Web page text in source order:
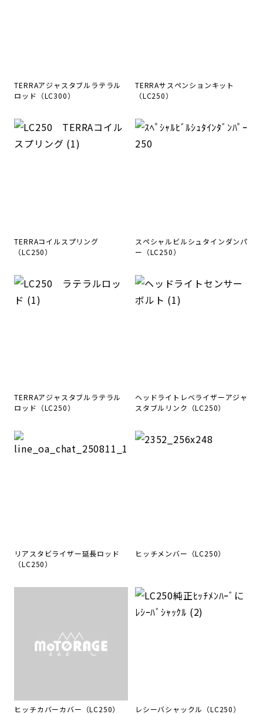
TERRAアジャスタブルラテラル
ロッド（LC300）
TERRAサスペンションキット
（LC250）
TERRAコイルスプリング
（LC250）
スペシャルビルシュタインダンパ
ー（LC250）
TERRAアジャスタブルラテラル
ロッド（LC250）
ヘッドライトレベライザーアジャ
スタブルリンク（LC250）
リアスタビライザー延長ロッド
（LC250）
ヒッチメンバー（LC250）
ヒッチカバーカバー（LC250） レシーバシャックル（LC250）